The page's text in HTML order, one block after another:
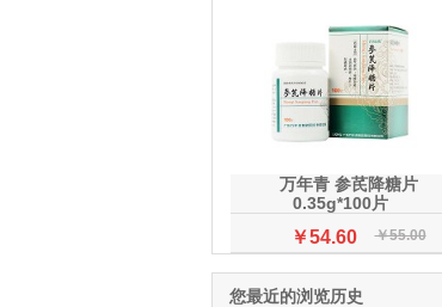
万年青 参芪降糖片
0.35g*100片
￥54.60 ￥55.00
您最近的浏览历史